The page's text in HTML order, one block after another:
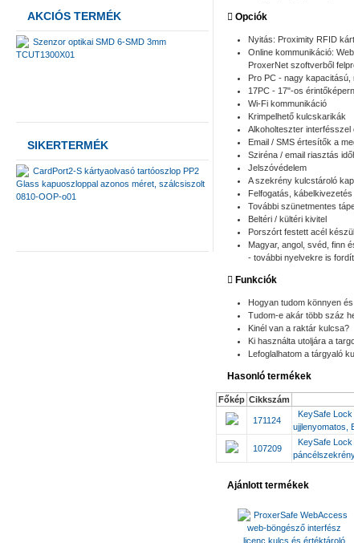
AKCIÓS TERMÉK
Szenzor optikai SMD 6-SMD 3mm
TCUT1300X01
SIKERTERMÉK
CardPort2-S kártyaolvasó tartóoszlop PP2
Glass kapuoszloppal azonos méret, szálcsiszolt
0810-OOP-o01
Opciók
Nyitás: Proximity RFID
Online kommunikáció:
ProxerNet szoftverből
Pro PC - nagy kapacitású,
17PC - 17"-os
Wi-Fi kommunikáció
Krimpelhető kulcskarikák
Alkoholteszter
Email / SMS értesítők a
Sziréna / email riasztás
Jelszóvédelem
A szekrény kulcstároló
Felfogatás,
További szünetmentes
Beltéri / kültéri kivitel
Porszórt festett acél
Magyar, angol, svéd, finn
- további nyelvekre is
Funkciók
Hogyan tudom könnyen
Tudom-e akár több száz
Kinél van a raktár kulcsa?
Ki használta utoljára a
Lefoglalhatom a tárgyaló
Hasonló termékek
Főkép Cikkszám
171124
KeySafe
ujjlenyomatos,
107209
KeySafe
Ajánlott termékek